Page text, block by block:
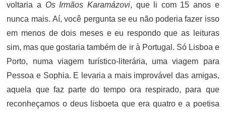
voltaria a Os Irmãos Karamázovi, que li com 15 anos e
nunca mais. Aí, você pergunta se eu não poderia fazer isso
em menos de dois meses e eu respondo que as leituras
sim, mas que gostaria também de ir à Portugal. Só Lisboa e
Porto, numa viagem turístico-literária, uma viagem para
Pessoa e Sophia. E levaria a mais improvável das amigas,
aquela que faz parte do tempo ora respirado, para que
reconheçamos o deus lisboeta que era quatro e a poetisa